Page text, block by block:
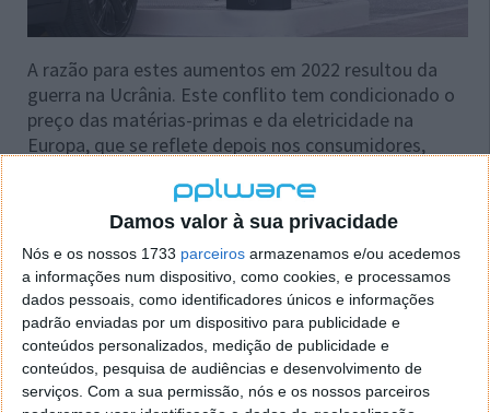
Damos valor à sua privacidade
Nós e os nossos 1733 parceiros armazenamos e/ou acedemos
a informações num dispositivo, como cookies, e processamos
dados pessoais, como identificadores únicos e informações
padrão enviadas por um dispositivo para publicidade e
conteúdos personalizados, medição de publicidade e
conteúdos, pesquisa de audiências e desenvolvimento de
serviços. Com a sua permissão, nós e os nossos parceiros
A razão para estes aumentos em 2022 resultou da
guerra na Ucrânia. Este conflito tem condicionado o
preço das matérias-primas e da eletricidade na
Europa, que se reflete depois nos consumidores,
Uma das maiores vantagens dos carros elétricos é o
seu custo de utilização, muito menor do que os com
motores de combustão interna. Isso resulta de a
eletricidade ter um preço normalmente muito mais
barato do que a gasolina ou gasóleo. Ainda assim, e
mesmo com custos mais constantes, é afetada por
flutuações nas tarifas de eletricidade.